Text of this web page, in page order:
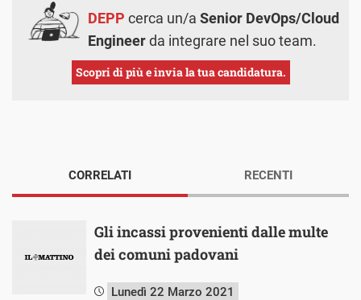
DEPP cerca un/a Senior DevOps/Cloud
Engineerda integrare nel suo team.
Scopri di più e invia la tua candidatura.
CORRELATI
Gli incassi provenienti dalle multe
dei comuni padovani
Lunedì 22 Marzo 2021
RECENTI